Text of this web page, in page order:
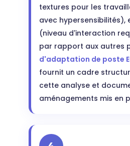
textures pour les
avec hypersensibilités),
(niveau d'interaction
par rapport aux autres
d'adaptation de poste
fournit un cadre
cette analyse et
aménagements mis en